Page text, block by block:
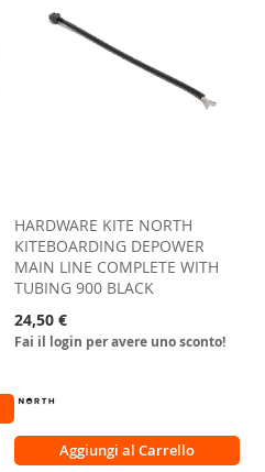
HARDWARE KITE NORTH
KITEBOARDING DEPOWER
MAIN LINE COMPLETE WITH
TUBING 900 BLACK
24,50 €
Fai il login per avere uno sconto!
Aggiungi al Carrello